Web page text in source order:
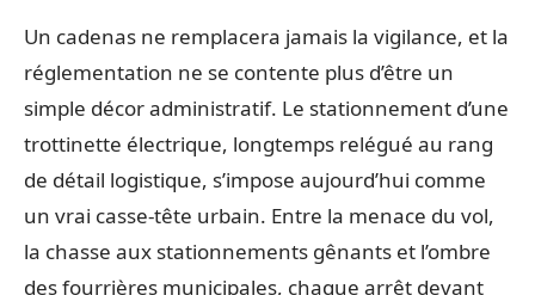
Un cadenas ne remplacera jamais la vigilance, et la
réglementation ne se contente plus d’être un
simple décor administratif. Le stationnement d’une
trottinette électrique, longtemps relégué au rang
de détail logistique, s’impose aujourd’hui comme
un vrai casse-tête urbain. Entre la menace du vol,
la chasse aux stationnements gênants et l’ombre
des fourrières municipales, chaque arrêt devant